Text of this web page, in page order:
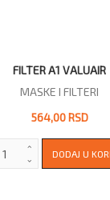
FILTER A1 VALUAIR
MASKE I FILTERI
564,00 RSD